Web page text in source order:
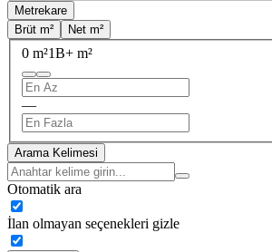
Metrekare
Brüt m²
Net m²
0 m²1B+ m²
—
Arama Kelimesi
Otomatik ara
İlan olmayan seçenekleri gizle